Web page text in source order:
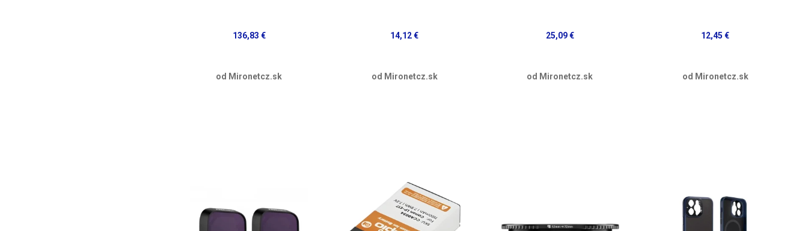
136,83 €
od Mironetcz.sk
14,12 €
od Mironetcz.sk
25,09 €
od Mironetcz.sk
12,45 €
od Mironetcz.sk